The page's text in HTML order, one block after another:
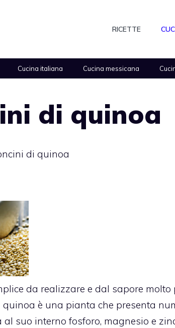
RICETTE
Cucina italiana Cucina messicana
di quinoa
di quinoa
da realizzare e dal sapore
quinoa è una pianta che presenta
suo interno fosforo, magnesio e